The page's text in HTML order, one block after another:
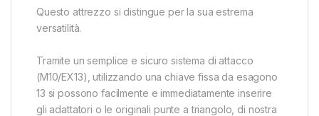
Questo attrezzo si distingue per la sua estrema
versatilità.
Tramite un semplice e sicuro sistema di attacco
(M10/EX13), utilizzando una chiave fissa da esagono
13 si possono facilmente e immediatamente inserire
gli adattatori o le originali punte a triangolo, di nostra